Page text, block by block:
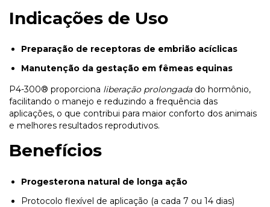
Indicações de Uso
Preparação de receptoras de embrião acíclicas
Manutenção da gestação em fêmeas equinas
P4-300® proporciona liberação prolongadado hormônio,
facilitando o manejo e reduzindo a frequência das
aplicações, o que contribui para maior conforto dos animais
e melhores resultados reprodutivos.
Benefícios
Progesterona natural de longa ação
Protocolo flexível de aplicação (a cada 7 ou 14 dias)